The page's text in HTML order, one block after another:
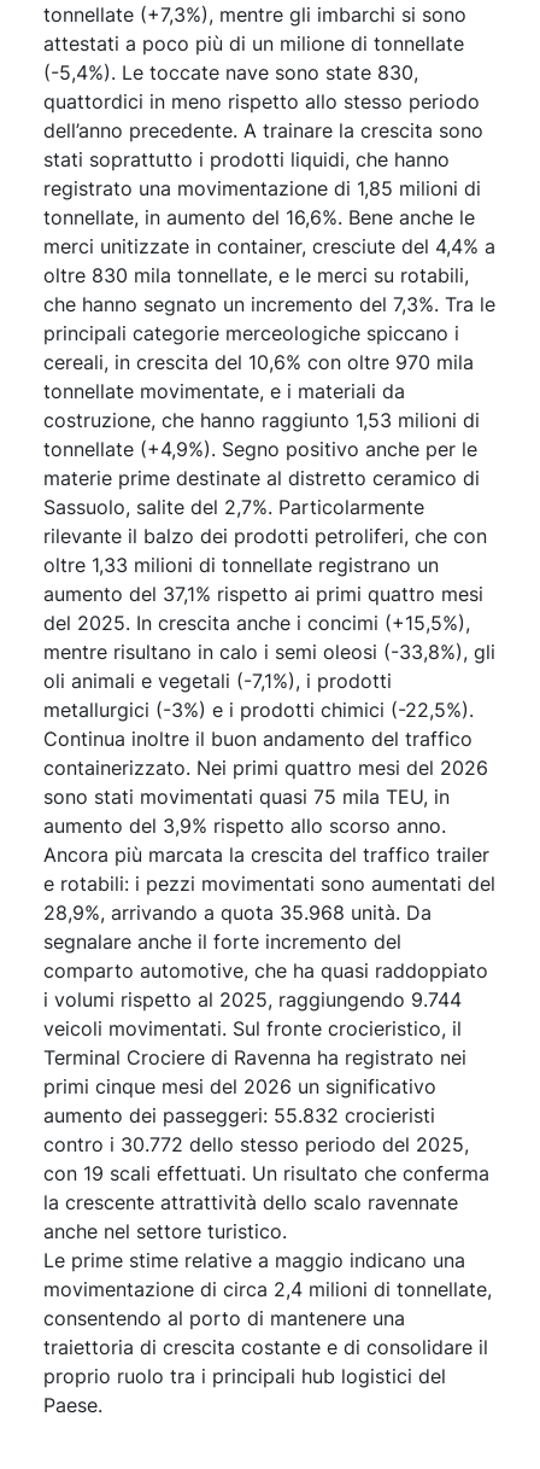
tonnellate (+7,3%), mentre gli imbarchi si sono
attestati a poco più di un milione di tonnellate
(-5,4%). Le toccate nave sono state 830,
quattordici in meno rispetto allo stesso periodo
dell’anno precedente. A trainare la crescita sono
stati soprattutto i prodotti liquidi, che hanno
registrato una movimentazione di 1,85 milioni di
tonnellate, in aumento del 16,6%. Bene anche le
merci unitizzate in container, cresciute del 4,4% a
oltre 830 mila tonnellate, e le merci su rotabili,
che hanno segnato un incremento del 7,3%. Tra le
principali categorie merceologiche spiccano i
cereali, in crescita del 10,6% con oltre 970 mila
tonnellate movimentate, e i materiali da
costruzione, che hanno raggiunto 1,53 milioni di
tonnellate (+4,9%). Segno positivo anche per le
materie prime destinate al distretto ceramico di
Sassuolo, salite del 2,7%. Particolarmente
rilevante il balzo dei prodotti petroliferi, che con
oltre 1,33 milioni di tonnellate registrano un
aumento del 37,1% rispetto ai primi quattro mesi
del 2025. In crescita anche i concimi (+15,5%),
mentre risultano in calo i semi oleosi (-33,8%), gli
oli animali e vegetali (-7,1%), i prodotti
metallurgici (-3%) e i prodotti chimici (-22,5%).
Continua inoltre il buon andamento del traffico
containerizzato. Nei primi quattro mesi del 2026
sono stati movimentati quasi 75 mila TEU, in
aumento del 3,9% rispetto allo scorso anno.
Ancora più marcata la crescita del traffico trailer
e rotabili: i pezzi movimentati sono aumentati del
28,9%, arrivando a quota 35.968 unità. Da
segnalare anche il forte incremento del
comparto automotive, che ha quasi raddoppiato
i volumi rispetto al 2025, raggiungendo 9.744
veicoli movimentati. Sul fronte crocieristico, il
Terminal Crociere di Ravenna ha registrato nei
primi cinque mesi del 2026 un significativo
aumento dei passeggeri: 55.832 crocieristi
contro i 30.772 dello stesso periodo del 2025,
con 19 scali effettuati. Un risultato che conferma
la crescente attrattività dello scalo ravennate
anche nel settore turistico.
Le prime stime relative a maggio indicano una
movimentazione di circa 2,4 milioni di tonnellate,
consentendo al porto di mantenere una
traiettoria di crescita costante e di consolidare il
proprio ruolo tra i principali hub logistici del
Paese.